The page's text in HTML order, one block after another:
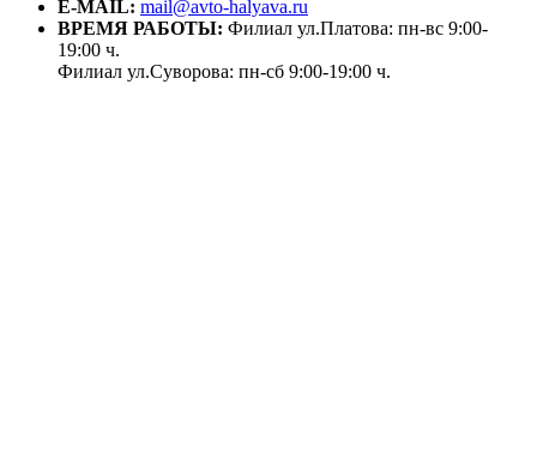
E-MAIL: mail@avto-halyava.ru
ВРЕМЯ РАБОТЫ: Филиал ул.Платова: пн-вс 9:00-
19:00 ч.
Филиал ул.Суворова: пн-сб 9:00-19:00 ч.